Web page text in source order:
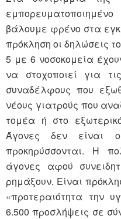
βάλουμε φρένο στα
πρόκληση οι δηλώσεις
5 με 6 νοσοκομεία
να στοχοποιεί για
συναδέλφους που
νέους γιατρούς που
τομέα ή στο
Άγονες δεν είναι
προκηρύσσονται. Η
άγονες αφού
ρημάξουν. Είναι
«προτεραιότητα την
6.500 προσλήψεις σε